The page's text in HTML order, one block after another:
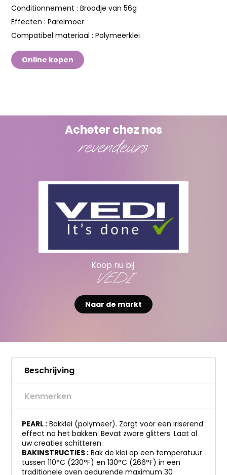
Conditionnement : Broodje van 56g
Effecten : Parelmoer
Compatibel materiaal : Polymeerklei
Online kopen
Acheter chez nos
revendeurs
Koop nu bij
VEDI
Naar de markt
Beschrijving
Kenmerken
PEARL : Bakklei (polymeer). Zorgt voor een iriserend
effect na het bakken. Bevat zware glitters. Laat al
uw creaties schitteren.
BAKINSTRUCTIES : Bak de klei op een temperatuur
tussen 110°C (230°F) en 130°C (266°F) in een
traditionele oven gedurende maximum 30